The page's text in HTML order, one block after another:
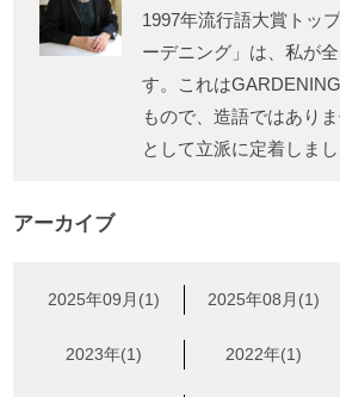
1997年流行語大賞トッ
ーデニング」は、私が
す。これは
もので、造語ではあり
として立派に定着しまし
アーカイブ
2025年09月(1) 2025年08月(1)
2023年(1) 2022年(1)